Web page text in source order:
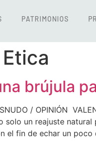
PATRIMONIOS
Etica
brújula
/ OPINIÓN
solo un reajuste
el fin de echar un